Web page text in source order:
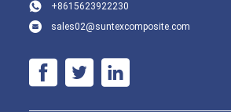
+8615623922230
sales02@suntexcomposite.com